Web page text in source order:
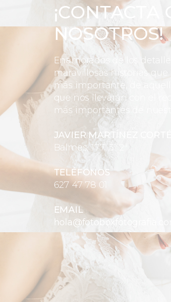
¡CONTACTA
NOSOTROS!
Enamorados de los
maravillosas historias que
más importante, de
que nos llevarán con el
más importantes de
JAVIER MARTÍNEZ
Balmes, 177, 3º 2ª
TELÉFONOS
627 47 78 01
EMAIL